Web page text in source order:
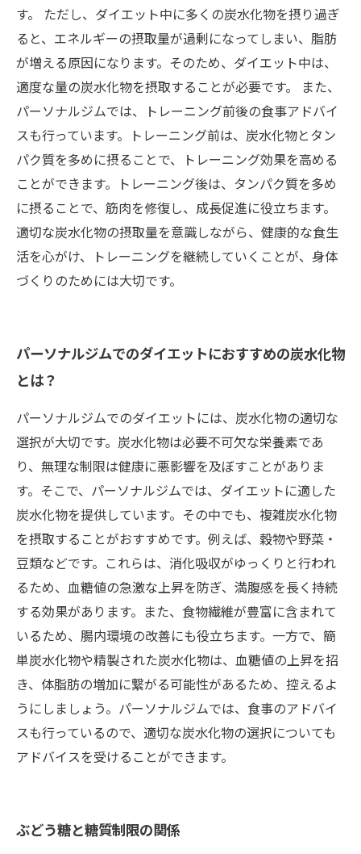
す。 ただし、ダイエット中に多くの炭水化物を摂り過ぎ
ると、エネルギーの摂取量が過剰になってしまい、脂肪
が増える原因になります。そのため、ダイエット中は、
適度な量の炭水化物を摂取することが必要です。 また、
パーソナルジムでは、トレーニング前後の食事アドバイ
スも行っています。トレーニング前は、炭水化物とタン
パク質を多めに摂ることで、トレーニング効果を高める
ことができます。トレーニング後は、タンパク質を多め
に摂ることで、筋肉を修復し、成長促進に役立ちます。
適切な炭水化物の摂取量を意識しながら、健康的な食生
活を心がけ、トレーニングを継続していくことが、身体
づくりのためには大切です。
パーソナルジムでのダイエットにおすすめの炭水化物
とは？
パーソナルジムでのダイエットには、炭水化物の適切な
選択が大切です。炭水化物は必要不可欠な栄養素であ
り、無理な制限は健康に悪影響を及ぼすことがありま
す。そこで、パーソナルジムでは、ダイエットに適した
炭水化物を提供しています。その中でも、複雑炭水化物
を摂取することがおすすめです。例えば、穀物や野菜・
豆類などです。これらは、消化吸収がゆっくりと行われ
るため、血糖値の急激な上昇を防ぎ、満腹感を長く持続
する効果があります。また、食物繊維が豊富に含まれて
いるため、腸内環境の改善にも役立ちます。一方で、簡
単炭水化物や精製された炭水化物は、血糖値の上昇を招
き、体脂肪の増加に繋がる可能性があるため、控えるよ
うにしましょう。パーソナルジムでは、食事のアドバイ
スも行っているので、適切な炭水化物の選択についても
アドバイスを受けることができます。
ぶどう糖と糖質制限の関係